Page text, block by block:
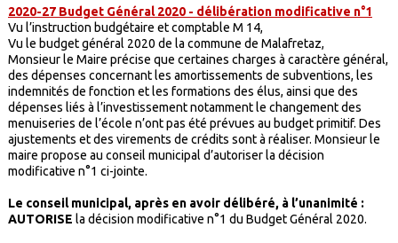
2020-27 Budget Général 2020 - délibération modificative n°1
Vu l’instruction budgétaire et comptable M 14,
Vu le budget général 2020 de la commune de Malafretaz,
Monsieur le Maire précise que certaines charges à caractère général,
des dépenses concernant les amortissements de subventions, les
indemnités de fonction et les formations des élus, ainsi que des
dépenses liés à l’investissement notamment le changement des
menuiseries de l’école n’ont pas été prévues au budget primitif. Des
ajustements et des virements de crédits sont à réaliser. Monsieur le
maire propose au conseil municipal d’autoriser la décision
modificative n°1 ci-jointe.
Le conseil municipal, après en avoir délibéré, à l’unanimité :
AUTORISE la décision modificative n°1 du Budget Général 2020.